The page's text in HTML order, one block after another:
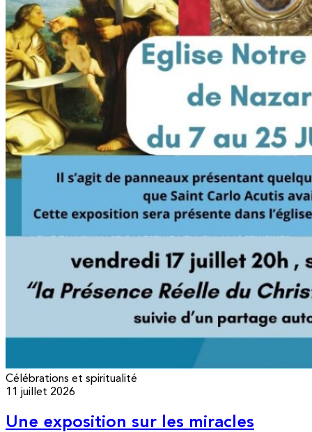
Célébrations et spiritualité
11 juillet 2026
Une exposition sur les miracles